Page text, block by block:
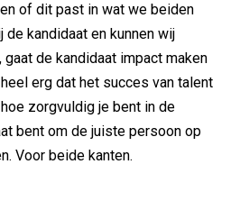
of dit past in wat we beiden
kandidaat en kunnen wij
de kandidaat impact maken
erg dat het succes van talent
zorgvuldig je bent in de
bent om de juiste persoon op
Voor beide kanten.